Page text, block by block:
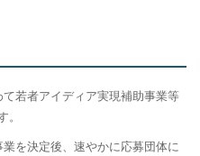
て若者アイディア実現補助事業等
業を決定後、速やかに応募団体に